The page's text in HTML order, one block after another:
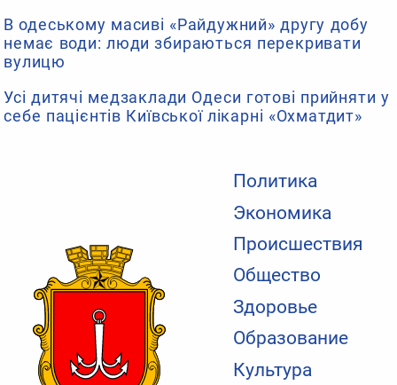
Политика
Экономика
Происшествия
Общество
Здоровье
Образование
Культура
В одеському масиві «Райдужний» другу добу
немає води: люди збираються перекривати
вулицю
Усі дитячі медзаклади Одеси готові прийняти у
себе пацієнтів Київської лікарні «Охматдит»